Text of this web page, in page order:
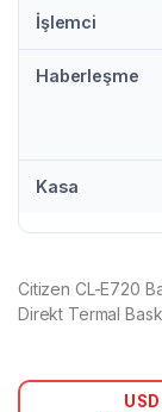
İşlemci
Haberleşme
Kasa
Citizen CL-E720
Direkt Termal
USD